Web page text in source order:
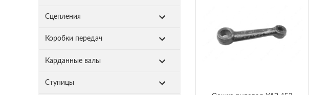
Сцепления
Коробки передач
Карданные валы
Ступицы